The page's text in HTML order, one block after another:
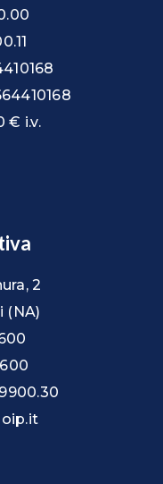
€ i.v.
2
(NA)